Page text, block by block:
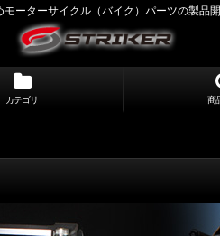
ーターサイクル（バイク）パーツの製品
カテゴリ 商